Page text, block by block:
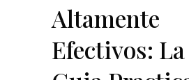
Altamente
Efectivos: